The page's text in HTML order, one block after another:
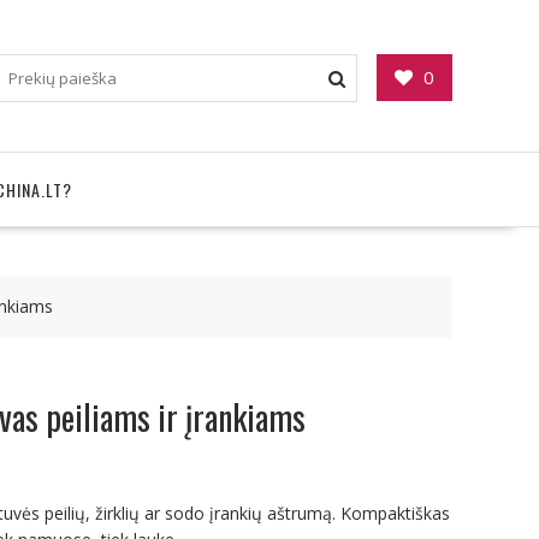
0
peiliams ir įrankiams
peilių, žirklių ar sodo įrankių aštrumą. Kompaktiškas